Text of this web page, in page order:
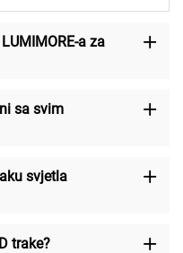
a za
sa svim
svjetla
trake?